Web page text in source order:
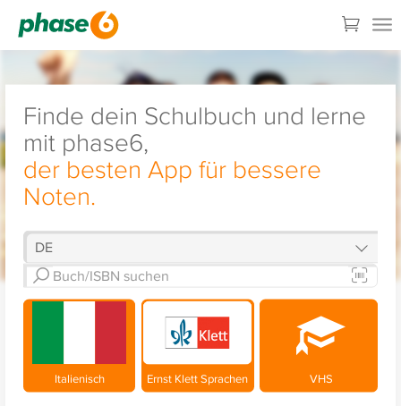
Finde dein Schulbuch und lerne
mit phase6,
der besten App für bessere
Noten.
Italienisch Ernst Klett Sprachen VHS